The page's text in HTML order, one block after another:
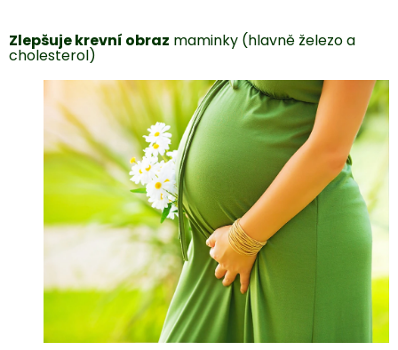
Zlepšuje krevní obraz maminky (hlavně železo a
cholesterol)